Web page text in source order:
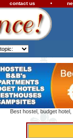
contact us •
Best hostel, budget